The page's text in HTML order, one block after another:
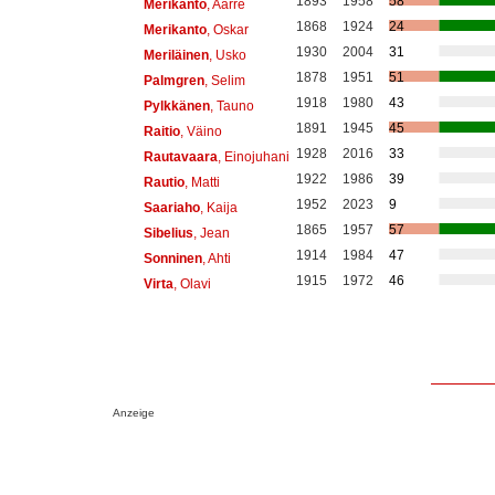
Merikanto, Aarre
Merikanto, Oskar 1868 1924
24
Meriläinen, Usko 1930 2004
31
Palmgren, Selim 1878 1951
51
Pylkkänen, Tauno 1918 1980
43
Raitio, Väino 1891 1945
45
Rautavaara , Einojuhani 1928 2016
33
Rautio, Matti 1922 1986
39
Saariaho, Kaija 1952 2023
9
Sibelius , Jean 1865 1957
57
Sonninen, Ahti 1914 1984
47
Virta , Olavi 1915 1972 46
Anzeige